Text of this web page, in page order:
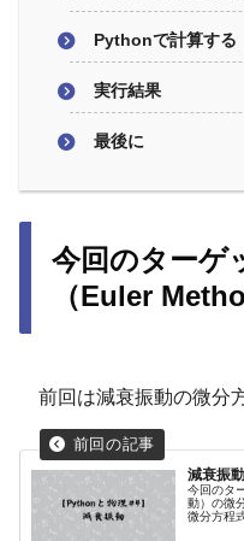
Pythonで計算する
実行結果
最後に
今回のターゲ
（Euler
前回は減衰振動の微分
減衰振
今回のタ
動）の微
微分方程